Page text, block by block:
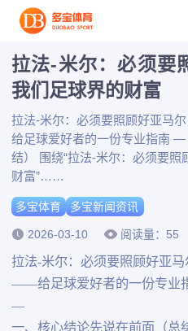
多宝体育首页
多宝全站APP下载
多宝体育APP下载
多宝体育动态
博彩平台推荐
拉法-米尔：必须要
我们足球界的财富
拉法-米尔：必须要照顾好亚马
给足球爱好者的一份专业指南
结） 围绕“拉法-米尔：必须要
财富”……
多宝体育 多宝新闻资讯
2026-03-10 阅读量：55
拉法-米尔：必须要照顾好亚
——给足球爱好者的一份专业
—
一、核心结论先说在前面（总